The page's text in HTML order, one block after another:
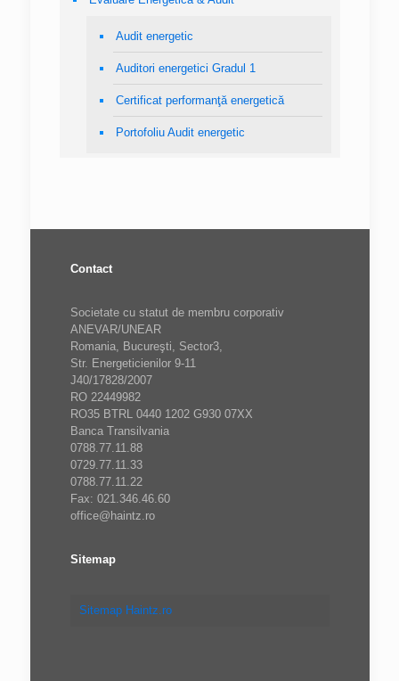
Audit energetic
Auditori energetici Gradul 1
Certificat performanţă energetică
Portofoliu Audit energetic
Contact
Societate cu statut de membru corporativ
ANEVAR/UNEAR
Romania, Bucureşti, Sector3,
Str. Energeticienilor 9-11
J40/17828/2007
RO 22449982
RO35 BTRL 0440 1202 G930 07XX
Banca Transilvania
0788.77.11.88
0729.77.11.33
0788.77.11.22
Fax: 021.346.46.60
office@haintz.ro
Sitemap
Sitemap Haintz.ro